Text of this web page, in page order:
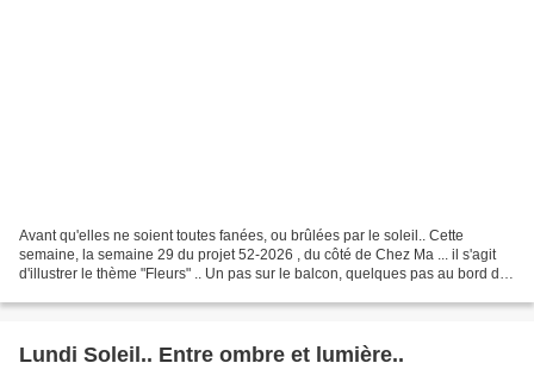
Avant qu'elles ne soient toutes fanées, ou brûlées par le soleil.. Cette
semaine, la semaine 29 du projet 52-2026 , du côté de Chez Ma ... il s'agit
d'illustrer le thème "Fleurs" .. Un pas sur le balcon, quelques pas au bord de
Lundi Soleil.. Entre ombre et lumière..